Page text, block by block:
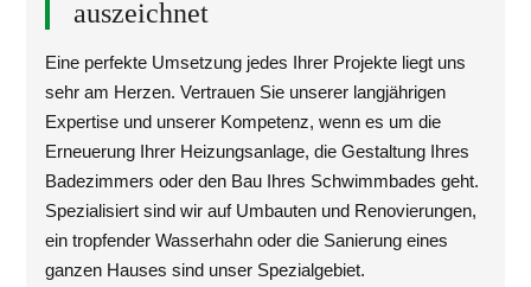
auszeichnet
Eine perfekte Umsetzung jedes Ihrer Projekte liegt uns
sehr am Herzen. Vertrauen Sie unserer langjährigen
Expertise und unserer Kompetenz, wenn es um die
Erneuerung Ihrer Heizungsanlage, die Gestaltung Ihres
Badezimmers oder den Bau Ihres Schwimmbades geht.
Spezialisiert sind wir auf Umbauten und Renovierungen,
ein tropfender Wasserhahn oder die Sanierung eines
ganzen Hauses sind unser Spezialgebiet.